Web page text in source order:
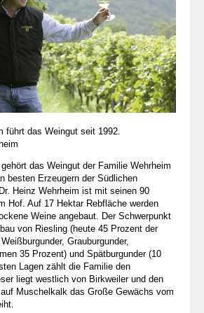
führt das Weingut seit 1992.
das Weingut der Familie Wehrheim
besten Erzeugern der Südlichen
Heinz Wehrheim ist mit seinen 90
Hof. Auf 17 Hektar Rebfläche werden
Weine angebaut. Der Schwerpunkt
von Riesling (heute 45 Prozent der
Grauburgunder,
35 Prozent) und Spätburgunder (10
Lagen zählt die Familie den
liegt westlich von Birkweiler und den
Muschelkalk das Große Gewächs vom